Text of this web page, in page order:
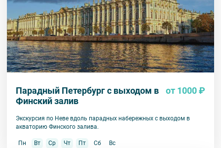
Парадный Петербург с выходом в
Финский залив
от 1000 ₽
Экскурсия по Неве вдоль парадных набережных с выходом в
акваторию Финского залива.
Пн Вт Ср Чт Пт Сб Вс